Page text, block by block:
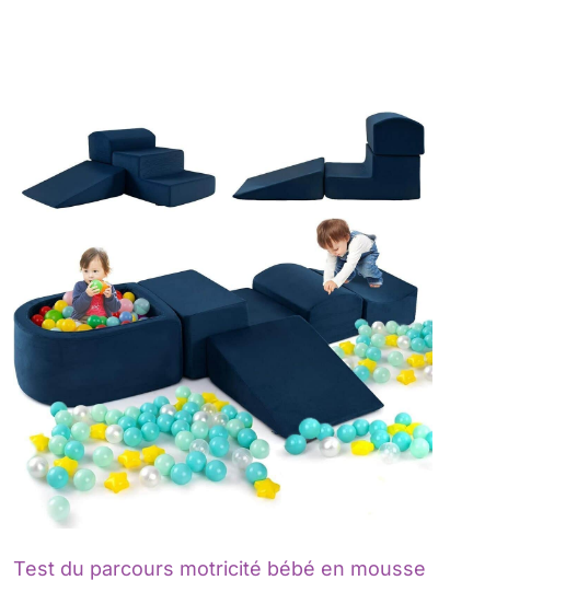
Test du parcours motricité bébé en mousse